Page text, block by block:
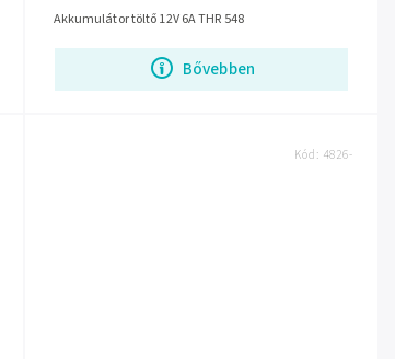
Bővebben
Akkumulátor töltő 12V 6A THR 548
Kód: 4826-